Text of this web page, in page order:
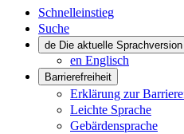
Schnelleinstieg
Suche
de Die aktuelle
en Englisch
Barrierefreiheit
Erklärung zur
Leichte Sprache
Gebärdensprache